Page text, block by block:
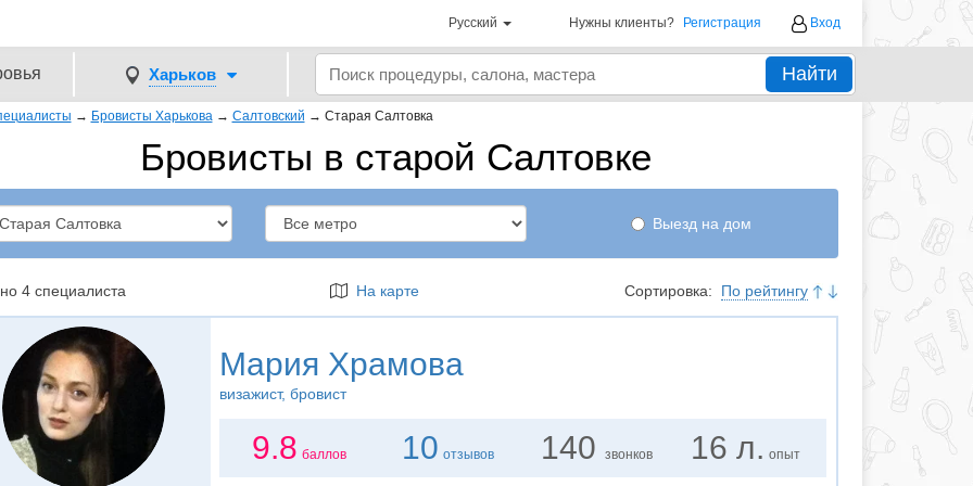
Русский Нужны клиенты? Регистрация Вход
Харьков Найти
→ Бровисты Харькова → Салтовский → Старая Салтовка
Бровисты в старой Салтовке
Выезд на дом
4 специалиста На карте Сортировка: По рейтингу
Мария Храмова
визажист, бровист
9.8 баллов 10 отзывов 140 звонков 16 л. опыт